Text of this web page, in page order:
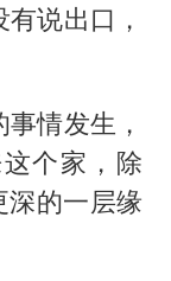
说出口，
情发生，
个家，除
的一层缘